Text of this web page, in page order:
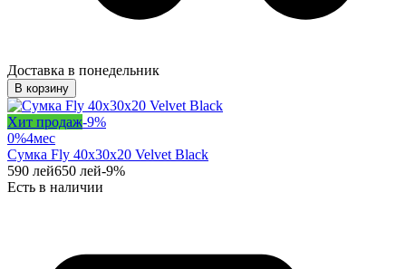
Доставка в понедельник
В корзину
Хит продаж-9%
0%4мес
Сумка Fly 40x30x20 Velvet Black
590 лей650 лей-9%
Есть в наличии